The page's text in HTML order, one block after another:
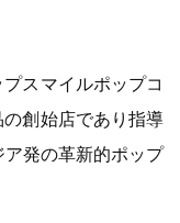
スマイルポップコ
創始店であり指導
発の革新的ポップ